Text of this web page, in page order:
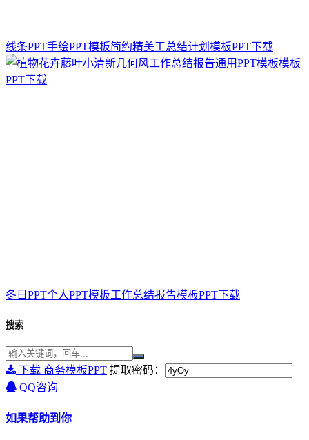
线条PPT手绘PPT模板简约精美工总结计划模板PPT下载
冬日PPT个人PPT模板工作总结报告模板PPT下载
搜索
下载 商务模板PPT 提取密码：
QQ咨询
如果帮助到你